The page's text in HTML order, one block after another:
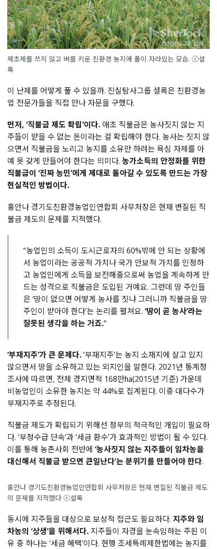
제초제를 쓰지 않고 벼를 키운 친환경 농지에 풀이 자라있는 모습. ⓒ셜
록
이 난제를 어떻게 풀 수 있을까. 진실탐사그룹 셜록은 친환경농
업 전문가들을 직접 만나 자문을 구했다.
먼저, ‘직불금 제도 확립’이다. 애초 직불금은 농사짓지 않는 지
주들이 받을 수 없는 돈이라는 걸 확립해야 한다. 농사는 짓지 않
으면서 직불금을 노리고 농지를 소유만 하려는 욕심 자체를 아
예 못 갖게 만들어야 한다는 의미다. 농가소득의 안정화를 위한
직불금이 ‘진짜 농민’에게 제대로 돌아갈 수 있도록 만드는 가장
현실적인 방법이다.
홍안나 경기도친환경농업인연합회 사무처장은 현재 변질된 직
불금 제도의 문제를 지적했다.
“농업인의 소득이 도시근로자의 60%밖에 안 되는 상황에
서 농업이라는 공공적 가치나 국가 안보적 가치를 인정하
고 농업인에게 소득을 보전해줌으로써 농업을 계속하게 만
드는 성격으로 직불금은 도입된 거예요. 그런데 땅 주인들
은 ‘땅이 없으면 어떻게 농사를 짓냐 그러니까 직불금을 땅
주인이 받아야 한다’는 논리를 펼쳐요. ‘땅이 곧 농사’라는
잘못된 생각을 하는 거죠.“
‘부재지주’가 큰 문제다.‘부재지주’는 농지 소재지에 살고 있지
않으면서 땅을 소유하고 있는 외지인을 말한다. 2021년 통계청
조사에 따르면, 전체 경지면적 168만㏊(2015년 기준) 가운데
비농업인이 소유한 농지는 약 44%로 집계된다. 이중 대다수가
부재지주로 추정된다.
직불금 제도가 확립되기 위해선 정부의 적극적인 개입이 필요하
다. ‘부정수급 단속’과 ‘세금 환수’가 효과적인 방법이 될 수 있다.
이를 통해 농촌사회 전반에 ‘농사짓지 않는 지주들이 임차농을
대신해서 직불금 받으면 큰일난다’는 분위기를 만들어야 한다.
홍안나 경기도친환경농업인연합회 사무처장은 현재 변질된 직불금 제도
의 문제를 지적했다 ⓒ셜록
동시에 지주들을 대상으로 보상적 접근도 필요하다. 지주와 임
차농의 ‘상생’을 위해서다. 지주들이 자경을 눈속임하는 주된 이
유 중 하나는 ‘세금 혜택’이다. 현행 조세특례제한법에는 농지를